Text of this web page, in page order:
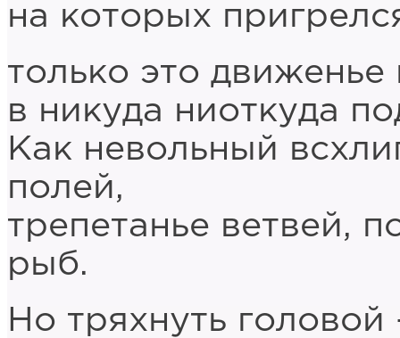
на которых
только это
в никуда ниоткуда
Как невольный
полей,
трепетанье ветвей,
рыб.
Но тряхнуть